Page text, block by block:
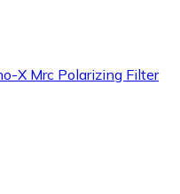
X Mrc Polarizing Filter